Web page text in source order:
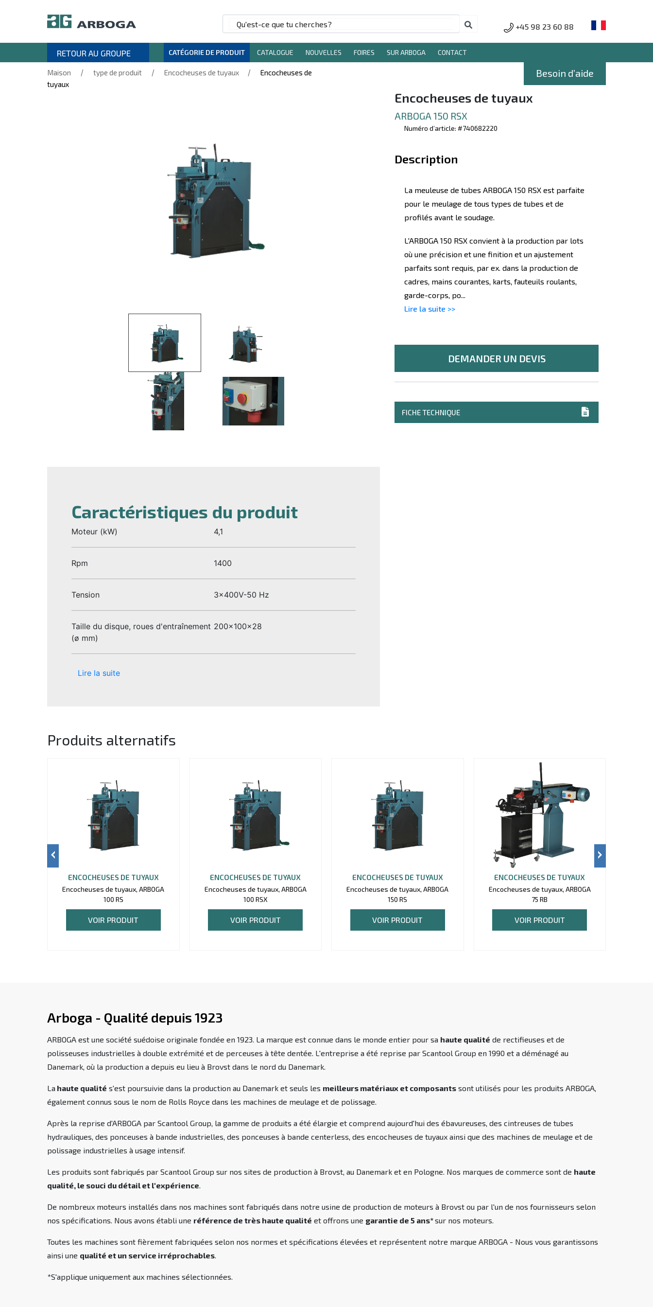
+45 98 23 60 88
RETOUR AU GROUPE CATÉGORIE DE PRODUIT CATALOGUE NOUVELLES FOIRES SUR ARBOGA CONTACT
Maison / type de produit / Encocheuses de tuyaux /
Encocheuses de
tuyaux
Besoin d’aide
Encocheuses de tuyaux
ARBOGA 150 RSX
Numéro d’article: #740682220
Description
La meuleuse de tubes ARBOGA 150 RSX est parfaite
pour le meulage de tous types de tubes et de
profilés avant le soudage.
L'ARBOGA 150 RSX convient à la production par lots
où une précision et une finition et un ajustement
parfaits sont requis, par ex. dans la production de
cadres, mains courantes, karts, fauteuils roulants,
garde-corps, po...
Lire la suite >>
DEMANDER UN DEVIS
FICHE TECHNIQUE
Caractéristiques du produit
Moteur (kW) 4,1
Rpm 1400
Tension 3x400V-50 Hz
Taille du disque, roues d'entraînement
(ø mm)
200x100x28
Lire la suite
Produits alternatifs
ENCOCHEUSES DE TUYAUX
Encocheuses de tuyaux, ARBOGA
100 RS
VOIR PRODUIT
ENCOCHEUSES DE TUYAUX
Encocheuses de tuyaux, ARBOGA
100 RSX
VOIR PRODUIT
ENCOCHEUSES DE TUYAUX
Encocheuses de tuyaux, ARBOGA
150 RS
VOIR PRODUIT
ENCOCHEUSES DE TUYAUX
Encocheuses de tuyaux, ARBOGA
75 RB
VOIR PRODUIT
Arboga - Qualité depuis 1923
ARBOGA est une société suédoise originale fondée en 1923. La marque est connue dans le monde entier pour sa haute qualité de rectifieuses et de
polisseuses industrielles à double extrémité et de perceuses à tête dentée. L'entreprise a été reprise par Scantool Group en 1990 et a déménagé au
Danemark, où la production a depuis eu lieu à Brovst dans le nord du Danemark.
La haute qualité s'est poursuivie dans la production au Danemark et seuls les meilleurs matériaux et composants sont utilisés pour les produits ARBOGA,
également connus sous le nom de Rolls Royce dans les machines de meulage et de polissage.
Après la reprise d'ARBOGA par Scantool Group, la gamme de produits a été élargie et comprend aujourd'hui des ébavureuses, des cintreuses de tubes
hydrauliques, des ponceuses à bande industrielles, des ponceuses à bande centerless, des encocheuses de tuyaux ainsi que des machines de meulage et de
polissage industrielles à usage intensif.
Les produits sont fabriqués par Scantool Group sur nos sites de production à Brovst, au Danemark et en Pologne. Nos marques de commerce sont de haute
qualité, le souci du détail et l'expérience.
De nombreux moteurs installés dans nos machines sont fabriqués dans notre usine de production de moteurs à Brovst ou par l'un de nos fournisseurs selon
nos spécifications. Nous avons établi une référence de très haute qualité et offrons une garantie de 5 ans*sur nos moteurs.
Toutes les machines sont fièrement fabriquées selon nos normes et spécifications élevées et représentent notre marque ARBOGA - Nous vous garantissons
ainsi une qualité et un service irréprochables.
*S'applique uniquement aux machines sélectionnées.